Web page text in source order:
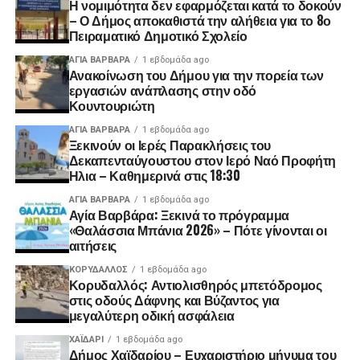
Η νομιμότητα δεν εφαρμόζεται κατά το δοκούν
– Ο Δήμος αποκαθιστά την αλήθεια για το 8ο
Πειραματικό Δημοτικό Σχολείο
ΑΓΙΑ ΒΑΡΒΑΡΑ 1 εβδομάδα ago
Ανακοίνωση του Δήμου για την πορεία των
εργασιών ανάπλασης στην οδό
Κουντουριώτη
ΑΓΙΑ ΒΑΡΒΑΡΑ 1 εβδομάδα ago
Ξεκινούν οι Ιερές Παρακλήσεις του
Δεκαπενταύγουστου στον Ιερό Ναό Προφήτη
Ηλια – Καθημερινά στις 18:30
ΑΓΙΑ ΒΑΡΒΑΡΑ 1 εβδομάδα ago
Αγία Βαρβάρα: Ξεκινά το πρόγραμμα
«Θαλάσσια Μπάνια 2026» – Πότε γίνονται οι
αιτήσεις
ΚΟΡΥΔΑΛΛΟΣ 1 εβδομάδα ago
Κορυδαλλός: Αντιολισθηρός μπετόδρομος
στις οδούς Δάφνης και Βύζαντος για
μεγαλύτερη οδική ασφάλεια
ΧΑΪΔΑΡΙ 1 εβδομάδα ago
Δήμος Χαϊδαρίου – Ευχαριστήριο μήνυμα του